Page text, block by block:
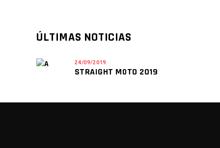
ÚLTIMAS NOTICIAS
24/09/2019
STRAIGHT MOTO 2019